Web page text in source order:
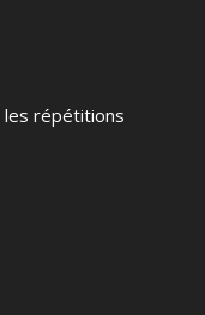
les répétitions